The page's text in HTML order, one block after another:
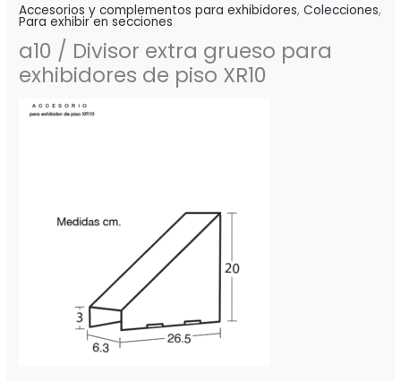
Accesorios y complementos para exhibidores,Colecciones,
Para exhibir en secciones
a10 / Divisor extra grueso para
exhibidores de piso XR10